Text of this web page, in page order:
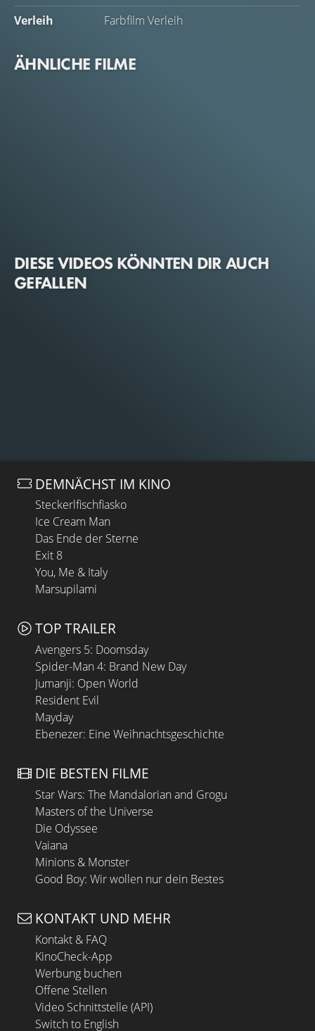
Verleih
Farbfilm Verleih
ÄHNLICHE FILME
DIESE VIDEOS KÖNNTEN DIR AUCH
GEFALLEN
DEMNÄCHST IM KINO
Steckerlfischfiasko
Ice Cream Man
Das Ende der Sterne
Exit 8
You, Me & Italy
Marsupilami
TOP TRAILER
Avengers 5: Doomsday
Spider-Man 4: Brand New Day
Jumanji: Open World
Resident Evil
Mayday
Ebenezer: Eine Weihnachtsgeschichte
DIE BESTEN FILME
Star Wars: The Mandalorian and Grogu
Masters of the Universe
Die Odyssee
Vaiana
Minions & Monster
Good Boy: Wir wollen nur dein Bestes
KONTAKT UND MEHR
Kontakt & FAQ
KinoCheck-App
Werbung buchen
Offene Stellen
Video Schnittstelle (API)
Switch to English